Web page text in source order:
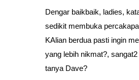
Dengar baikbaik, ladies,
sedikit membuka
KAlian berdua pasti ingin
yang lebih nikmat?,
tanya Dave?